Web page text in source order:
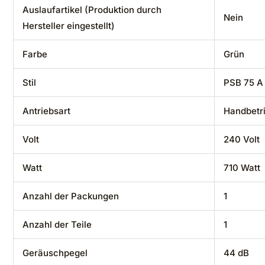
Auslaufartikel (Produktion durch
Hersteller eingestellt)
‎Nein
Farbe ‎Grün
Stil ‎PSB 75 A
Antriebsart
Volt ‎240 Volt
Watt ‎710 Watt
Anzahl der Packungen ‎1
Anzahl der Teile ‎1
Geräuschpegel ‎44 dB